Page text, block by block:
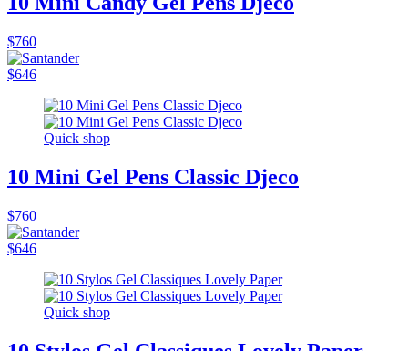
$760
$646
Quick shop
10 Mini Gel Pens Classic Djeco
$760
$646
Quick shop